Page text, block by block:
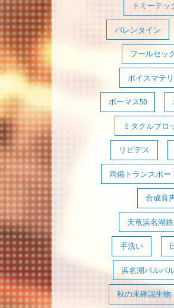
トミーテッ
バレンタイン
フールセッ
ボイスマテ
ボーマス50
ミタクルブロ
リピデス
両備トランスポー
合成音
天竜浜名湖
手洗い
浜名湖パルパ
秋の未確認生物